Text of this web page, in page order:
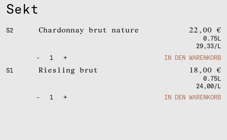
Sekt
S2 Chardonnay brut nature 22,00 €
0.75L
29,33/L
-
1 +
IN DEN WARENKORB
S1
Riesling brut 18,00 €
0.75L
24,00/L
-
1 + IN DEN WARENKORB